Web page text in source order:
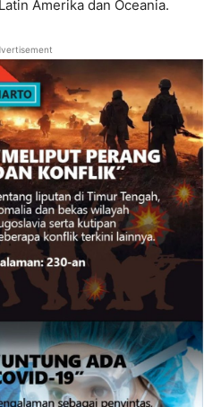
Amerika dan Oceania.